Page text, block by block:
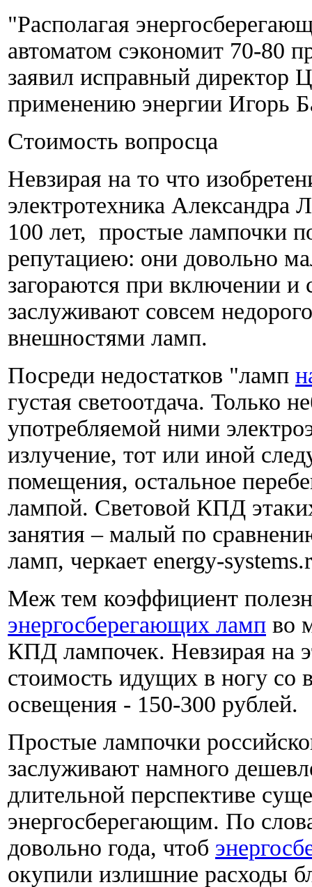
"Располагая
автоматом сэкономит 70-80
заявил исправный директор
применению энергии Игорь
Стоимость вопросца
Невзирая на то что
электротехника Александра
100 лет, простые лампочки
репутациею: они довольно
загораются при включении и
заслуживают совсем
внешностями ламп.
Посреди недостатков "ламп
густая светоотдача. Только
употребляемой ними
излучение, тот или иной
помещения, остальное
лампой. Световой КПД
занятия – малый по
ламп, черкает energy-
Меж тем коэффициент
энергосберегающих ламп во
КПД лампочек. Невзирая на
стоимость идущих в ногу со
освещения - 150-300 рублей.
Простые лампочки
заслуживают намного
длительной перспективе
энергосберегающим. По
довольно года, чтоб
окупили излишние расходы